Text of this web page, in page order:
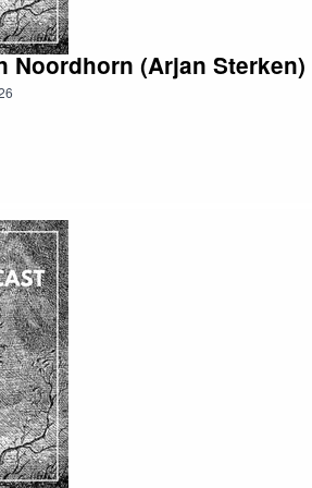
Noordhorn (Arjan Sterken)